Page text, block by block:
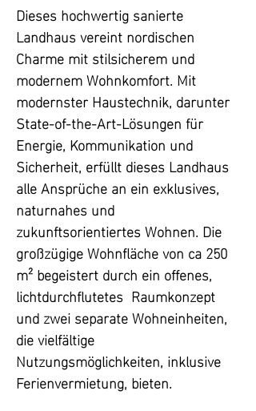
Dieses hochwertig sanierte
Landhaus vereint nordischen
Charme mit stilsicherem und
modernem Wohnkomfort. Mit
modernster Haustechnik, darunter
State-of-the-Art-Lösungen für
Energie, Kommunikation und
Sicherheit, erfüllt dieses Landhaus
alle Ansprüche an ein exklusives,
naturnahes und
zukunftsorientiertes Wohnen. Die
großzügige Wohnfläche von ca 250
m² begeistert durch ein offenes,
lichtdurchflutetes  Raumkonzept
und zwei separate Wohneinheiten,
die vielfältige
Nutzungsmöglichkeiten, inklusive
Ferienvermietung, bieten.